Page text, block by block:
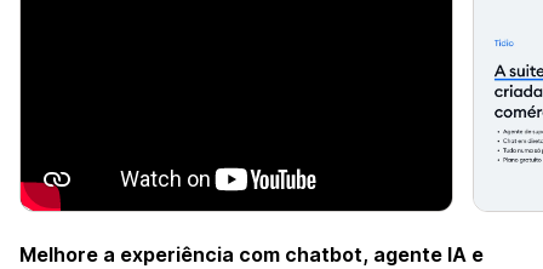
Melhore a experiência com chatbot, agente IA e